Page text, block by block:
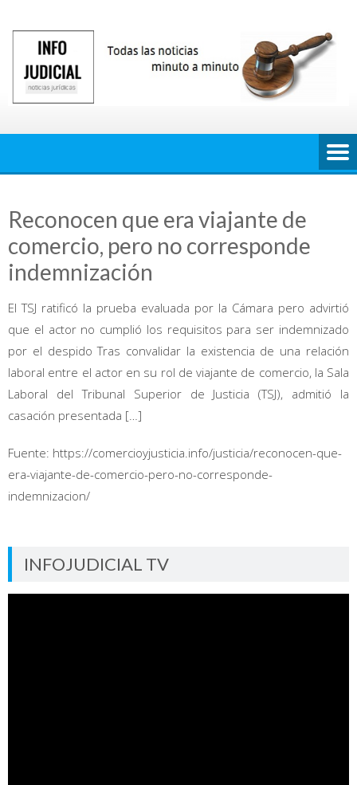
contenido
Reconocen que era viajante de
comercio, pero no corresponde
indemnización
El TSJ ratificó la prueba evaluada por la Cámara pero advirtió
que el actor no cumplió los requisitos para ser indemnizado
por el despido Tras convalidar la existencia de una relación
laboral entre el actor en su rol de viajante de comercio, la Sala
Laboral del Tribunal Superior de Justicia (TSJ), admitió la
casación presentada […]
Fuente: https://comercioyjusticia.info/justicia/reconocen-que-
era-viajante-de-comercio-pero-no-corresponde-
indemnizacion/
INFOJUDICIAL TV